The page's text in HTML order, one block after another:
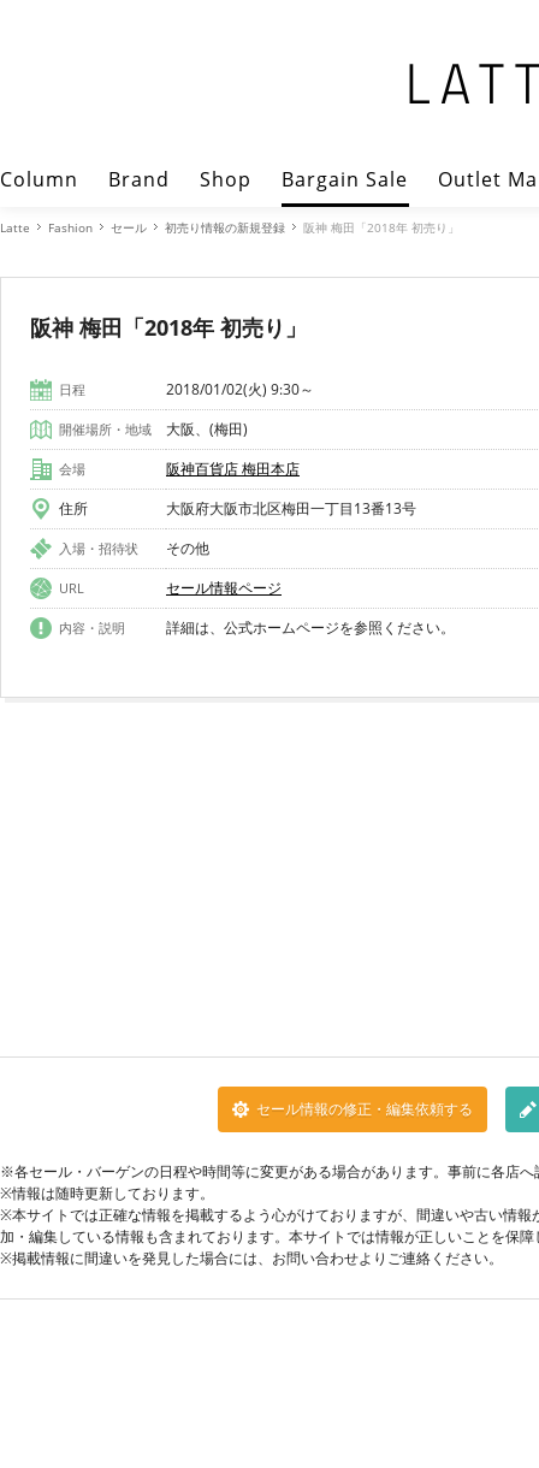
Column Brand Shop Bargain Sale Outlet
Latte Fashion セール 初売り情報の新規登録 阪神 梅田「2018年 初売り」
阪神 梅田「2018年 初売り」
日程 2018/01/02(火) 9:30～
開催場所・地域 大阪、(梅田)
会場
阪神百貨店 梅田本店
住所
大阪府大阪市北区梅田一丁目13番13号
入場・招待状 その他
URL セール情報ページ
内容・説明 詳細は、公式ホームページを参照ください。
セール情報の修正・編集依頼する
※各セール・バーゲンの日程や時間等に変更がある場合があります。事前に各店
※情報は随時更新しております。
※本サイトでは正確な情報を掲載するよう心がけておりますが、間違いや古い情
加・編集している情報も含まれております。本サイトでは情報が正しいことを保
※掲載情報に間違いを発見した場合には、お問い合わせよりご連絡ください。